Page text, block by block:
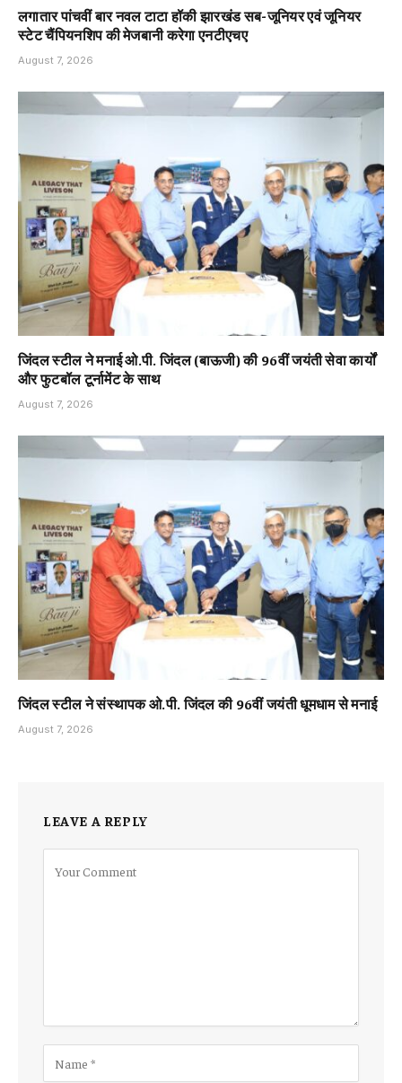
लगातार पांचवीं बार नवल टाटा हॉकी झारखंड सब-जूनियर एवं जूनियर
स्टेट चैंपियनशिप की मेजबानी करेगा एनटीएचए
August 7, 2026
जिंदल स्टील ने मनाई ओ.पी. जिंदल (बाऊजी) की 96वीं जयंती सेवा कार्यों
और फुटबॉल टूर्नामेंट के साथ
August 7, 2026
जिंदल स्टील ने संस्थापक ओ.पी. जिंदल की 96वीं जयंती धूमधाम से मनाई
August 7, 2026
LEAVE A REPLY